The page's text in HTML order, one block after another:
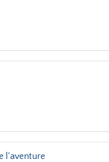
l'aventure